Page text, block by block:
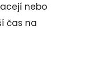
nebo
čas na